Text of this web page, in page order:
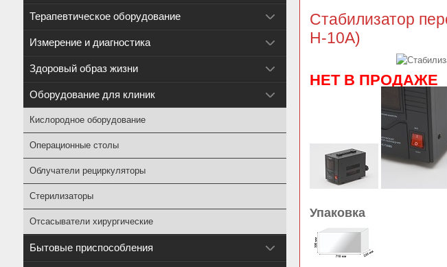
Стабилизатор
H-10A)
НЕТ В ПРОДАЖЕ
Упаковка
Терапевтическое оборудование
Измерение и диагностика
Здоровый образ жизни
Оборудование для клиник
Кислородное оборудование
Операционные столы
Облучатели рециркуляторы
Стерилизаторы
Отсасыватели хирургические
Бытовые приспособления